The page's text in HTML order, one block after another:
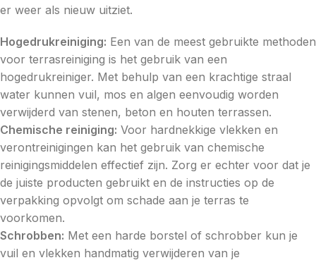
er weer als nieuw uitziet.
Hogedrukreiniging: Een van de meest gebruikte methoden
voor terrasreiniging is het gebruik van een
hogedrukreiniger. Met behulp van een krachtige straal
water kunnen vuil, mos en algen eenvoudig worden
verwijderd van stenen, beton en houten terrassen.
Chemische reiniging: Voor hardnekkige vlekken en
verontreinigingen kan het gebruik van chemische
reinigingsmiddelen effectief zijn. Zorg er echter voor dat je
de juiste producten gebruikt en de instructies op de
verpakking opvolgt om schade aan je terras te
voorkomen.
Schrobben: Met een harde borstel of schrobber kun je
vuil en vlekken handmatig verwijderen van je